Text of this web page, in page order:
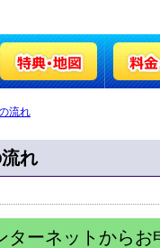
検の特典と地図
流れ
れ
ターネットからお